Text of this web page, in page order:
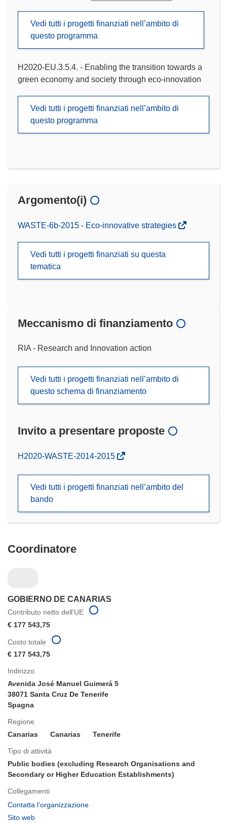
Vedi tutti i progetti finanziati nell’ambito di
questo programma
H2020-EU.3.5.4. - Enabling the transition towards a
green economy and society through eco-innovation
Vedi tutti i progetti finanziati nell’ambito di
questo programma
Argomento(i)
WASTE-6b-2015 - Eco-innovative strategies
Vedi tutti i progetti finanziati su questa
tematica
Meccanismo di finanziamento
RIA - Research and Innovation action
Vedi tutti i progetti finanziati nell’ambito di
questo schema di finanziamento
Invito a presentare proposte
(si
nuova
H2020-WASTE-2014-2015
Vedi tutti i progetti finanziati nell’ambito del
bando
Coordinatore
GOBIERNO DE CANARIAS
Contributo netto dell'UE
€ 177 543,75
Indirizzo
Avenida José Manuel Guimerá 5
38071 Santa Cruz De Tenerife
Spagna
Regione
Canarias
Canarias Tenerife
Tipo di attività
Public bodies (excluding Research Organisations and
Secondary or Higher Education Establishments)
Collegamenti
Contatta l’organizzazione
Sito web
Costo totale
€ 177 543,75